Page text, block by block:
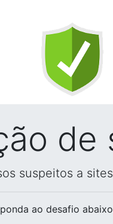
de
suspeitos a
ao desafio